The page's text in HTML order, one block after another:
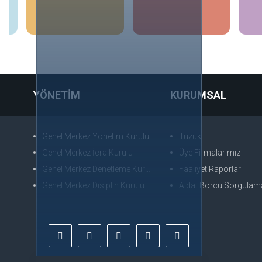
YÖNETİM
Genel Merkez Yönetim Kurulu
Genel Merkez İcra Kurulu
Genel Merkez Denetleme Kurulu
Genel Merkez Disiplin Kurulu
KURUMSAL
Tüzük
Üye Firmalarımız
Faaliyet Raporları
Aidat Borcu